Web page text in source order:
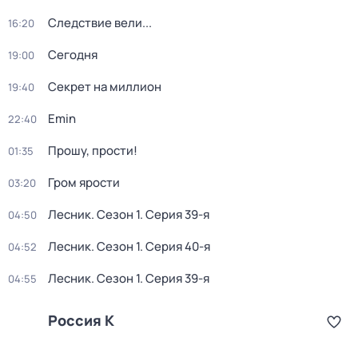
16:20 Следствие вели...
19:00 Сегодня
19:40 Секрет на миллион
22:40 Emin
01:35 Прошу, прости!
03:20 Гром ярости
04:50 Лесник. Сезон 1. Серия 39-я
04:52 Лесник. Сезон 1. Серия 40-я
04:55 Лесник. Сезон 1. Серия 39-я
Россия К